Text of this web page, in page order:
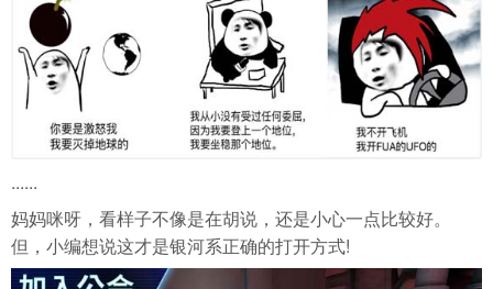
......
妈妈咪呀，看样子不像是在胡说，还是小心一点比较好。
但，小编想说这才是银河系正确的打开方式!